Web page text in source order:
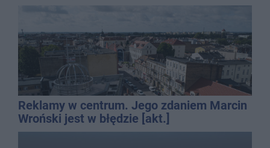
Reklamy w centrum. Jego zdaniem Marcin
Wroński jest w błędzie [akt.]